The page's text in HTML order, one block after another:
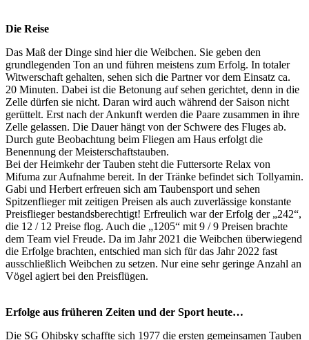
Die Reise
Das Maß der Dinge sind hier die Weibchen. Sie geben den
grundlegenden Ton an und führen meistens zum Erfolg. In totaler
Witwerschaft gehalten, sehen sich die Partner vor dem Einsatz ca.
20 Minuten. Dabei ist die Betonung auf sehen gerichtet, denn in die
Zelle dürfen sie nicht. Daran wird auch während der Saison nicht
gerüttelt. Erst nach der Ankunft werden die Paare zusammen in ihre
Zelle gelassen. Die Dauer hängt von der Schwere des Fluges ab.
Durch gute Beobachtung beim Fliegen am Haus erfolgt die
Benennung der Meisterschaftstauben.
Bei der Heimkehr der Tauben steht die Futtersorte Relax von
Mifuma zur Aufnahme bereit. In der Tränke befindet sich Tollyamin.
Gabi und Herbert erfreuen sich am Taubensport und sehen
Spitzenflieger mit zeitigen Preisen als auch zuverlässige konstante
Preisflieger bestandsberechtigt! Erfreulich war der Erfolg der „242“,
die 12 / 12 Preise flog. Auch die „1205“ mit 9 / 9 Preisen brachte
dem Team viel Freude. Da im Jahr 2021 die Weibchen überwiegend
die Erfolge brachten, entschied man sich für das Jahr 2022 fast
ausschließlich Weibchen zu setzen. Nur eine sehr geringe Anzahl an
Vögel agiert bei den Preisflügen.
Erfolge aus früheren Zeiten und der Sport heute…
Die SG Ohibsky schaffte sich 1977 die ersten gemeinsamen Tauben